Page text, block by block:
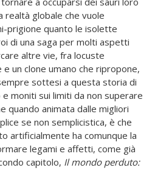
realtà globale che vuole
prigione quanto le isolette
di una saga per molti aspetti
altre vie, fra locuste
un clone umano che ripropone,
sottesi a questa storia di
moniti sui limiti da non superare
quando animata dalle migliori
se non semplicistica, è che
artificialmente ha comunque la
legami e affetti, come già
capitolo, Il mondo perduto: